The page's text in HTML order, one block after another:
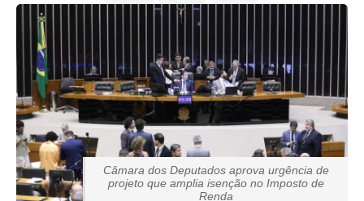
Câmara dos Deputados aprova urgência de
projeto que amplia isenção no Imposto de
Renda